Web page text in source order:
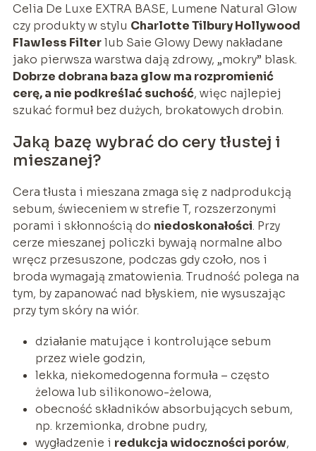
Celia De Luxe EXTRA BASE, Lumene Natural Glow
czy produkty w stylu Charlotte Tilbury Hollywood
Flawless Filterlub Saie Glowy Dewy nakładane
jako pierwsza warstwa dają zdrowy, „mokry” blask.
Dobrze dobrana baza glow ma rozpromienić
cerę, a nie podkreślać suchość, więc najlepiej
szukać formuł bez dużych, brokatowych drobin.
Jaką bazę wybrać do cery tłustej i
mieszanej?
Cera tłusta i mieszana zmaga się z nadprodukcją
sebum, świeceniem w strefie T, rozszerzonymi
porami i skłonnością do niedoskonałości. Przy
cerze mieszanej policzki bywają normalne albo
wręcz przesuszone, podczas gdy czoło, nos i
broda wymagają zmatowienia. Trudność polega na
tym, by zapanować nad błyskiem, nie wysuszając
przy tym skóry na wiór.
działanie matujące i kontrolujące sebum
przez wiele godzin,
lekka, niekomedogenna formuła – często
żelowa lub silikonowo-żelowa,
obecność składników absorbujących sebum,
np. krzemionka, drobne pudry,
wygładzenie i redukcja widoczności porów,